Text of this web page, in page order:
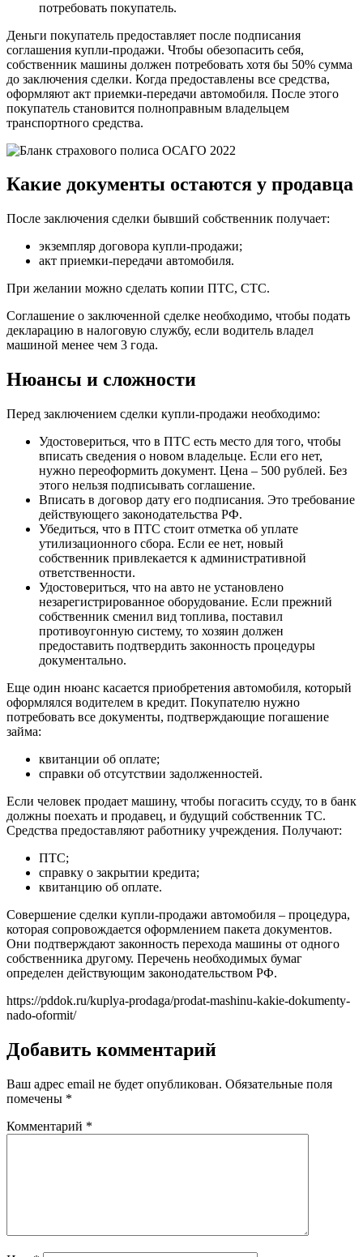
потребовать покупатель.
Деньги покупатель предоставляет после подписания
соглашения купли-продажи. Чтобы обезопасить себя,
собственник машины должен потребовать хотя бы 50% сумма
до заключения сделки. Когда предоставлены все средства,
оформляют акт приемки-передачи автомобиля. После этого
покупатель становится полноправным владельцем
транспортного средства.
Какие документы остаются у продавца
После заключения сделки бывший собственник получает:
экземпляр договора купли-продажи;
акт приемки-передачи автомобиля.
При желании можно сделать копии ПТС, СТС.
Соглашение о заключенной сделке необходимо, чтобы подать
декларацию в налоговую службу, если водитель владел
машиной менее чем 3 года.
Нюансы и сложности
Перед заключением сделки купли-продажи необходимо:
Удостовериться, что в ПТС есть место для того, чтобы
вписать сведения о новом владельце. Если его нет,
нужно переоформить документ. Цена – 500 рублей. Без
этого нельзя подписывать соглашение.
Вписать в договор дату его подписания. Это требование
действующего законодательства РФ.
Убедиться, что в ПТС стоит отметка об уплате
утилизационного сбора. Если ее нет, новый
собственник привлекается к административной
ответственности.
Удостовериться, что на авто не установлено
незарегистрированное оборудование. Если прежний
собственник сменил вид топлива, поставил
противоугонную систему, то хозяин должен
предоставить подтвердить законность процедуры
документально.
Еще один нюанс касается приобретения автомобиля, который
оформлялся водителем в кредит. Покупателю нужно
потребовать все документы, подтверждающие погашение
займа:
квитанции об оплате;
справки об отсутствии задолженностей.
Если человек продает машину, чтобы погасить ссуду, то в банк
должны поехать и продавец, и будущий собственник ТС.
Средства предоставляют работнику учреждения. Получают:
ПТС;
справку о закрытии кредита;
квитанцию об оплате.
Совершение сделки купли-продажи автомобиля – процедура,
которая сопровождается оформлением пакета документов.
Они подтверждают законность перехода машины от одного
собственника другому. Перечень необходимых бумаг
определен действующим законодательством РФ.
https://pddok.ru/kuplya-prodaga/prodat-mashinu-kakie-dokumenty-
nado-oformit/
Добавить комментарий
Ваш адрес email не будет опубликован. Обязательные поля
помечены *
Комментарий *